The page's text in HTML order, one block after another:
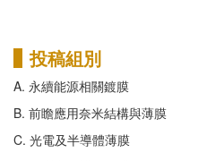
投稿組別
A. 永續能源相關鍍膜
B. 前瞻應用奈米結構與薄膜
C. 光電及半導體薄膜